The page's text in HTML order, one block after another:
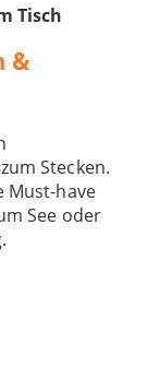
&
Stecken.
Must-have
See oder